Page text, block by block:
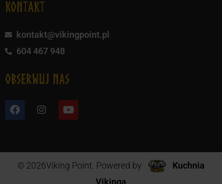
KONTAKT
kontakt@vikingpoint.pl
604 467 948
obserwuj nas
© 2026Viking Point. Powered by
Kuchnia
Vikinga